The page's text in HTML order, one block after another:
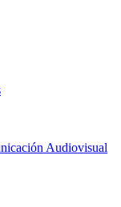
Audiovisual